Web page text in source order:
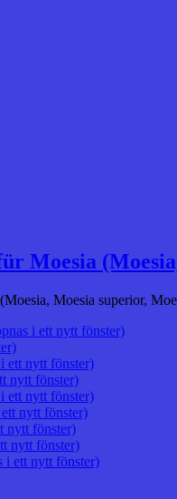
Moesia
Moesia superior,
i ett nytt fönster)
ett nytt fönster)
nytt fönster)
ett nytt fönster)
nytt fönster)
nytt fönster)
nytt fönster)
i ett nytt fönster)